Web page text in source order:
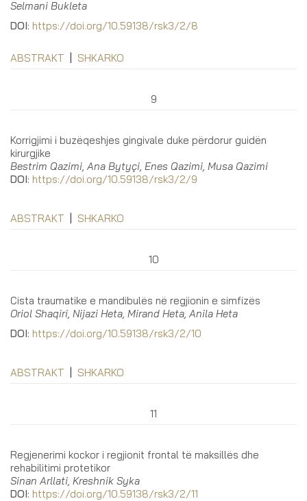
Selmani Bukleta
DOI: https://doi.org/10.59138/rsk3/2/8
ABSTRAKT SHKARKO
9
Korrigjimi i buzëqeshjes gingivale duke përdorur guidën
kirurgjike
Bestrim Qazimi, Ana Bytyçi, Enes Qazimi, Musa Qazimi
DOI: https://doi.org/10.59138/rsk3/2/9
ABSTRAKT SHKARKO
10
Cista traumatike e mandibulës në regjionin e simfizës
Oriol Shaqiri, Nijazi Heta, Mirand Heta, Anila Heta
DOI: https://doi.org/10.59138/rsk3/2/10
ABSTRAKT SHKARKO
11
Regjenerimi kockor i regjionit frontal të maksillës dhe
rehabilitimi protetikor
Sinan Arllati, Kreshnik Syka
DOI: https://doi.org/10.59138/rsk3/2/11